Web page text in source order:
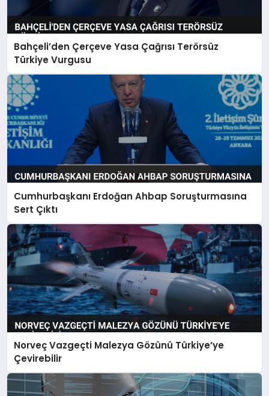
Bahçeli’den Çerçeve Yasa Çağrısı Terörsüz
Türkiye Vurgusu
Cumhurbaşkanı Erdoğan Ahbap Soruşturmasına
Sert Çıktı
Norveç Vazgeçti Malezya Gözünü Türkiye’ye
Çevirebilir